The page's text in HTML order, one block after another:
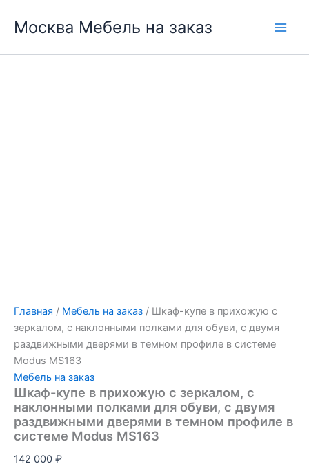
Москва Мебель на заказ
Главная / Мебель на заказ / Шкаф-купе в прихожую с
зеркалом, с наклонными полками для обуви, с двумя
раздвижными дверями в темном профиле в системе
Modus MS163
Мебель на заказ
Шкаф-купе в прихожую с зеркалом, с
наклонными полками для обуви, с двумя
раздвижными дверями в темном профиле в
системе Modus MS163
142 000 ₽